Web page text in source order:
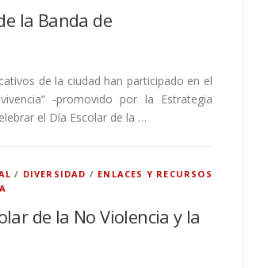
la Banda de
de la ciudad han participado en el
-promovido por la Estrategia
el Día Escolar de la …
/ DIVERSIDAD / ENLACES Y RECURSOS
de la No Violencia y la